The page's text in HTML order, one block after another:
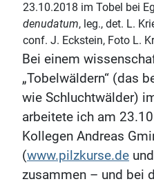
23.10.2018 im Tobel bei
denudatum, leg., det. L.
conf. J. Eckstein, Foto L.
Bei einem
„Tobelwäldern“ (das
wie Schluchtwälder)
arbeitete ich am
Kollegen Andreas
(www.pilzkurse.de und
zusammen – und bei